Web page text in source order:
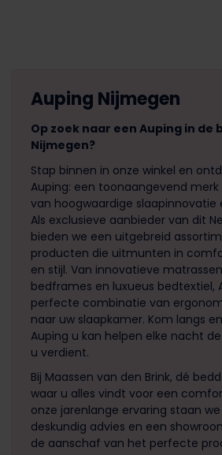
Auping Nijmegen
Op zoek naar een Auping in de
Nijmegen?
Stap binnen in onze winkel en
Auping: een toonaangevend
van hoogwaardige slaapinnovatie
Als exclusieve aanbieder van dit
bieden we een uitgebreid
producten die uitmunten in
en stijl. Van innovatieve
bedframes en luxueus bedtextiel,
perfecte combinatie van
naar uw slaapkamer. Kom langs
Auping u kan helpen elke nacht
u verdient.
Bij Maassen van den Brink, dé
waar u alles vindt voor een
onze jarenlange ervaring staan
deskundig advies en een
de aanschaf van het perfecte